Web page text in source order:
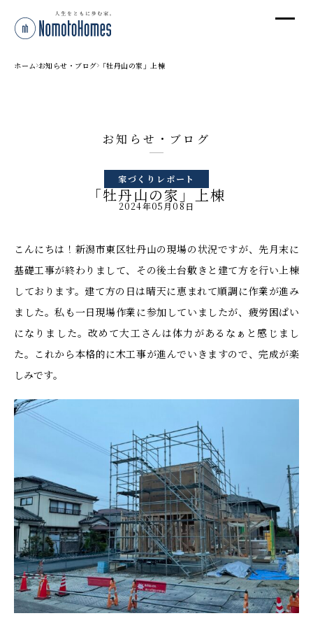
ホーム お知らせ・ブログ 「牡丹山の家」上棟
お知らせ・ブログ
家づくりレポート
「牡丹山の家」上棟
2024年05月08日
こんにちは！新潟市東区牡丹山の現場の状況ですが、先月末に
基礎工事が終わりまして、その後土台敷きと建て方を行い上棟
しております。建て方の日は晴天に恵まれて順調に作業が進み
ました。私も一日現場作業に参加していましたが、疲労困ぱい
になりました。改めて大工さんは体力があるなぁと感じまし
た。これから本格的に木工事が進んでいきますので、完成が楽
しみです。